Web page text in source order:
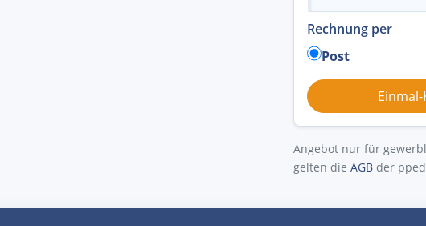
Rechnung per
Post
Angebot nur für
gelten die AGB der